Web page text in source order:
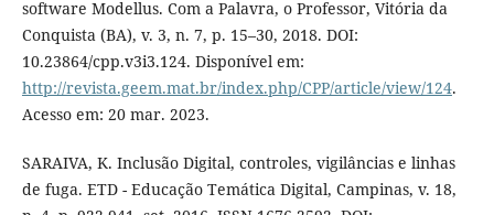
software Modellus. Com a Palavra, o Professor, Vitória da
Conquista (BA), v. 3, n. 7, p. 15–30, 2018. DOI:
10.23864/cpp.v3i3.124. Disponível em:
http://revista.geem.mat.br/index.php/CPP/article/view/124.
Acesso em: 20 mar. 2023.
SARAIVA, K. Inclusão Digital, controles, vigilâncias e linhas
de fuga. ETD - Educação Temática Digital, Campinas, v. 18,